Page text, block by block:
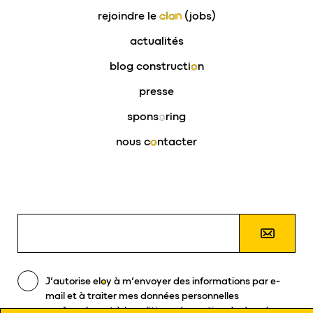
rejoindre le clan (jobs)
actualités
blog construction
presse
sponsoring
nous contacter
J’autoriseeloyà m’envoyer des informations par e-
mail et à traiter mes données personnelles
conformément à la politique de gestion de données.